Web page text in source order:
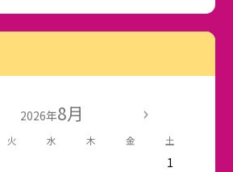
2026年8月
火 水 木 金 土
1